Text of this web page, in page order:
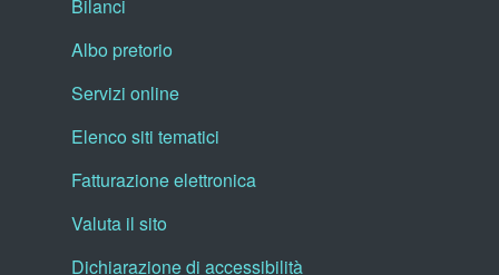
Bilanci
Albo pretorio
Servizi online
Elenco siti tematici
Fatturazione elettronica
Valuta il sito
Dichiarazione di accessibilità